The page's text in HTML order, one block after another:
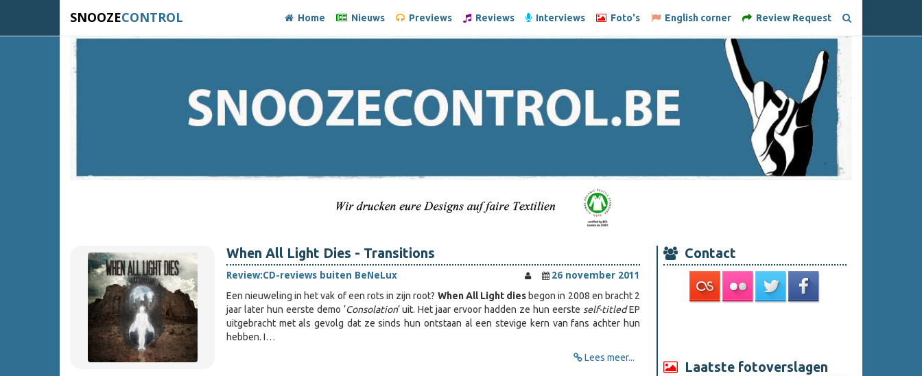
SNOOZECONTROL Home Nieuws Previews Reviews Interviews Foto's English corner Review Request
When All Light Dies - Transitions
Review:CD-reviews buiten BeNeLux
26 november 2011
Een nieuweling in het vak of een rots in zijn root? When All Light dies begon in 2008 en bracht 2
jaar later hun eerste demo ‘Consolation’ uit. Het jaar ervoor hadden ze hun eerste self-titledEP
uitgebracht met als gevolg dat ze sinds hun ontstaan al een stevige kern van fans achter hun
hebben. I…
Lees meer...
Contact
Laatste fotoverslagen